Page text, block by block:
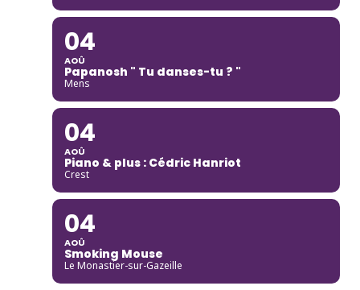
04
AOÛ
Papanosh " Tu danses-tu ? "
Mens
04
AOÛ
Piano & plus : Cédric Hanriot
Crest
04
AOÛ
Smoking Mouse
Le Monastier-sur-Gazeille